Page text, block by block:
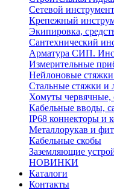
Сетевой инструмент
Крепежный
Экипировка,
Сантехнический
Арматура СИП.
Измерительные
Нейлоновые стяжки
Стальные стяжки и
Хомуты червячные,
Кабельные вводы,
IP68 коннекторы и
Металлорукав и
Кабельные скобы
Заземляющие
НОВИНКИ
Каталоги
Контакты